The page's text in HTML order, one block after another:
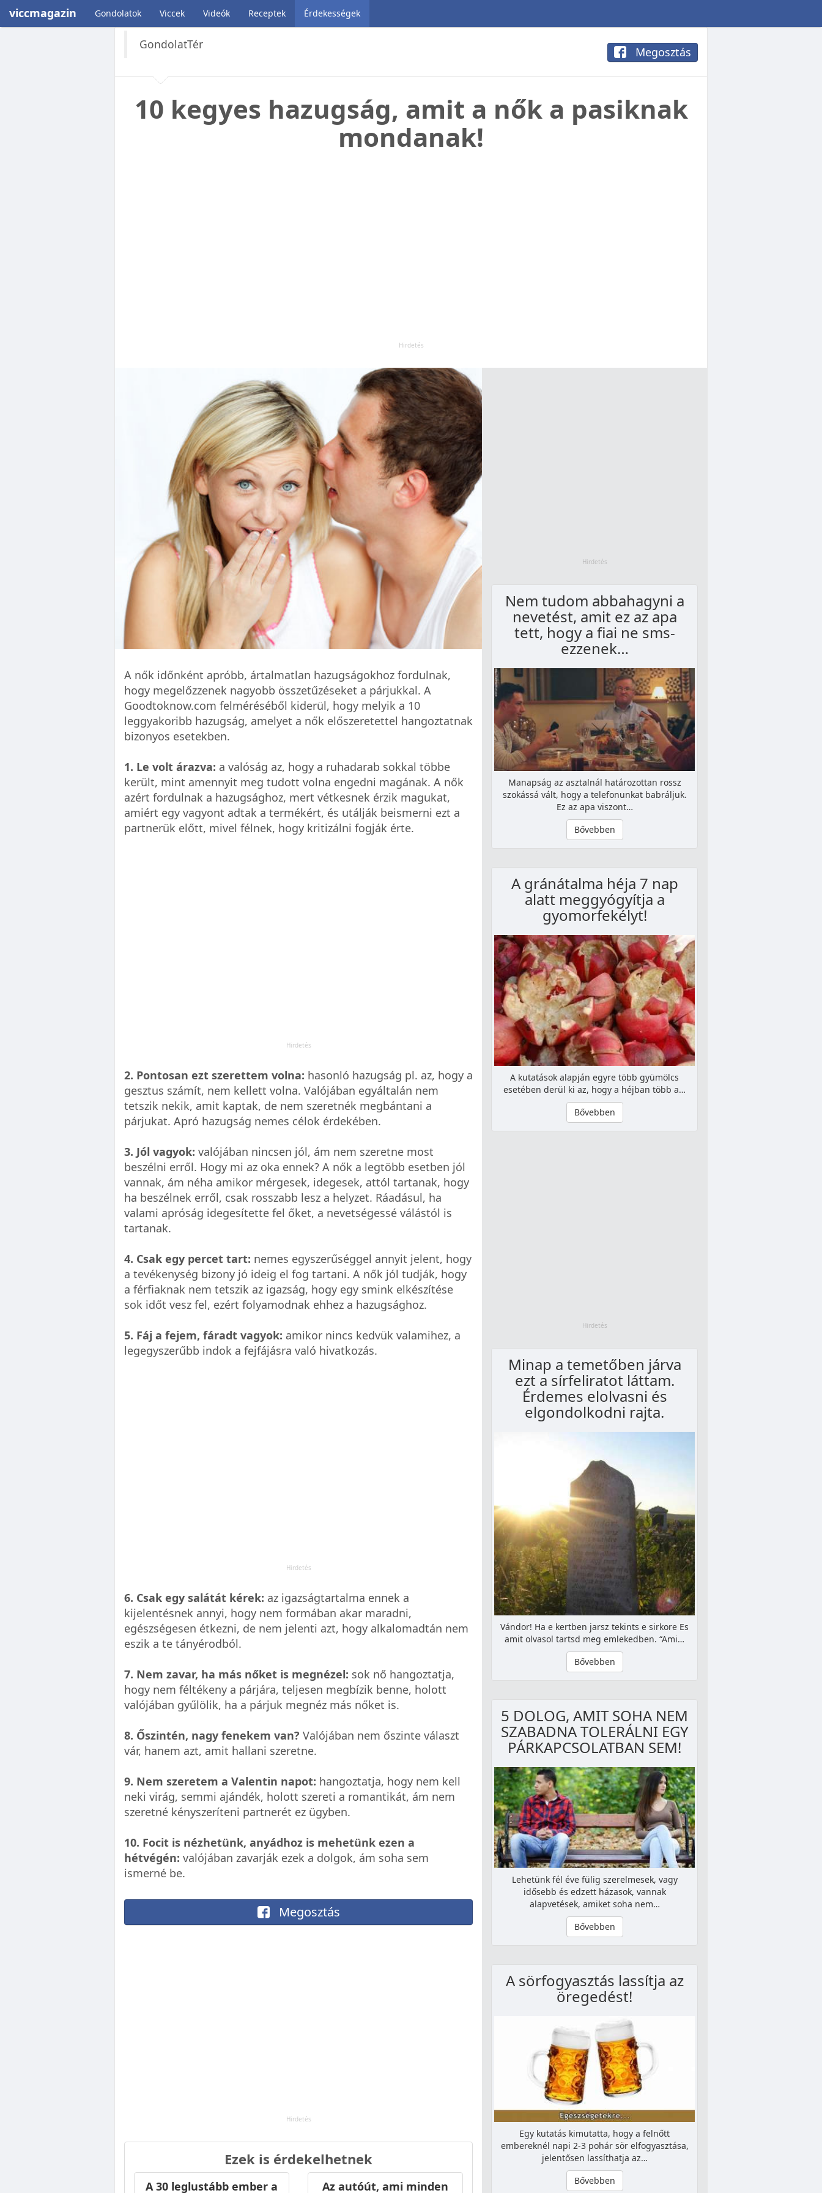
viccmagazin Gondolatok Viccek Videók Receptek Érdekességek
GondolatTér
Megosztás
10 kegyes hazugság, amit a nők a pasiknak
mondanak!
A nők időnként apróbb, ártalmatlan hazugságokhoz fordulnak,
hogy megelőzzenek nagyobb összetűzéseket a párjukkal. A
Goodtoknow.com felméréséből kiderül, hogy melyik a 10
leggyakoribb hazugság, amelyet a nők előszeretettel hangoztatnak
bizonyos esetekben.
1. Le volt árazva: a valóság az, hogy a ruhadarab sokkal többe
került, mint amennyit meg tudott volna engedni magának. A nők
azért fordulnak a hazugsághoz, mert vétkesnek érzik magukat,
amiért egy vagyont adtak a termékért, és utálják beismerni ezt a
partnerük előtt, mivel félnek, hogy kritizálni fogják érte.
2. Pontosan ezt szerettem volna: hasonló hazugság pl. az, hogy a
gesztus számít, nem kellett volna. Valójában egyáltalán nem
tetszik nekik, amit kaptak, de nem szeretnék megbántani a
párjukat. Apró hazugság nemes célok érdekében.
3. Jól vagyok: valójában nincsen jól, ám nem szeretne most
beszélni erről. Hogy mi az oka ennek? A nők a legtöbb esetben jól
vannak, ám néha amikor mérgesek, idegesek, attól tartanak, hogy
ha beszélnek erről, csak rosszabb lesz a helyzet. Ráadásul, ha
valami apróság idegesítette fel őket, a nevetségessé válástól is
tartanak.
4. Csak egy percet tart: nemes egyszerűséggel annyit jelent, hogy
a tevékenység bizony jó ideig el fog tartani. A nők jól tudják, hogy
a férfiaknak nem tetszik az igazság, hogy egy smink elkészítése
sok időt vesz fel, ezért folyamodnak ehhez a hazugsághoz.
5. Fáj a fejem, fáradt vagyok: amikor nincs kedvük valamihez, a
legegyszerűbb indok a fejfájásra való hivatkozás.
6. Csak egy salátát kérek: az igazságtartalma ennek a
kijelentésnek annyi, hogy nem formában akar maradni,
egészségesen étkezni, de nem jelenti azt, hogy alkalomadtán nem
eszik a te tányérodból.
7. Nem zavar, ha más nőket is megnézel: sok nő hangoztatja,
hogy nem féltékeny a párjára, teljesen megbízik benne, holott
valójában gyűlölik, ha a párjuk megnéz más nőket is.
8. Őszintén, nagy fenekem van? Valójában nem őszinte választ
vár, hanem azt, amit hallani szeretne.
9. Nem szeretem a Valentin napot: hangoztatja, hogy nem kell
neki virág, semmi ajándék, holott szereti a romantikát, ám nem
szeretné kényszeríteni partnerét ez ügyben.
10. Focit is nézhetünk, anyádhoz is mehetünk ezen a
hétvégén: valójában zavarják ezek a dolgok, ám soha sem
ismerné be.
Megosztás
Ezek is érdekelhetnek
A 30 leglustább ember a Az autóút, ami minden
Nem tudom abbahagyni a
nevetést, amit ez az apa
tett, hogy a fiai ne sms-
ezzenek…
Manapság az asztalnál határozottan rossz
szokássá vált, hogy a telefonunkat babráljuk.
Ez az apa viszont…
Bővebben
A gránátalma héja 7 nap
alatt meggyógyítja a
gyomorfekélyt!
A kutatások alapján egyre több gyümölcs
esetében derül ki az, hogy a héjban több a…
Bővebben
Minap a temetőben járva
ezt a sírfeliratot láttam.
Érdemes elolvasni és
elgondolkodni rajta.
Vándor! Ha e kertben jarsz tekints e sirkore Es
amit olvasol tartsd meg emlekedben. “Ami…
Bővebben
5 DOLOG, AMIT SOHA NEM
SZABADNA TOLERÁLNI EGY
PÁRKAPCSOLATBAN SEM!
Lehetünk fél éve fülig szerelmesek, vagy
idősebb és edzett házasok, vannak
alapvetések, amiket soha nem…
Bővebben
A sörfogyasztás lassítja az
öregedést!
Egy kutatás kimutatta, hogy a felnőtt
embereknél napi 2-3 pohár sör elfogyasztása,
jelentősen lassíthatja az…
Bővebben